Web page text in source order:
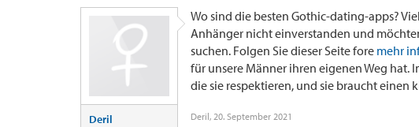
Deril
Wo sind die besten Gothic-dating-apps?
Anhänger nicht einverstanden und
suchen. Folgen Sie dieser Seite fore mehr
für unsere Männer ihren eigenen Weg hat.
die sie respektieren, und sie braucht einen
Deril, 20. September 2021